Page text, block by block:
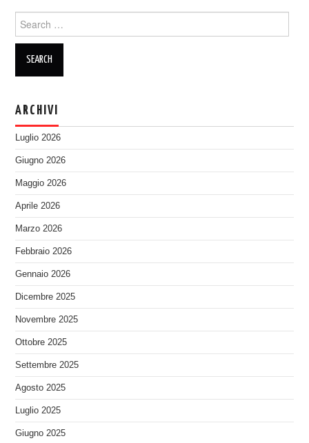
for:
ARCHIVI
Luglio 2026
Giugno 2026
Maggio 2026
Aprile 2026
Marzo 2026
Febbraio 2026
Gennaio 2026
Dicembre 2025
Novembre 2025
Ottobre 2025
Settembre 2025
Agosto 2025
Luglio 2025
Giugno 2025